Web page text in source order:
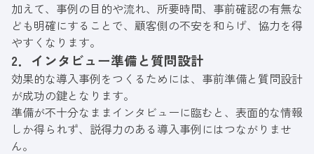
加えて、事例の目的や流れ、所要時間、事前確認の有無な
ども明確にすることで、顧客側の不安を和らげ、協力を得
やすくなります。
2．インタビュー準備と質問設計
効果的な導入事例をつくるためには、事前準備と質問設計
が成功の鍵となります。
準備が不十分なままインタビューに臨むと、表面的な情報
しか得られず、説得力のある導入事例にはつながりませ
ん。